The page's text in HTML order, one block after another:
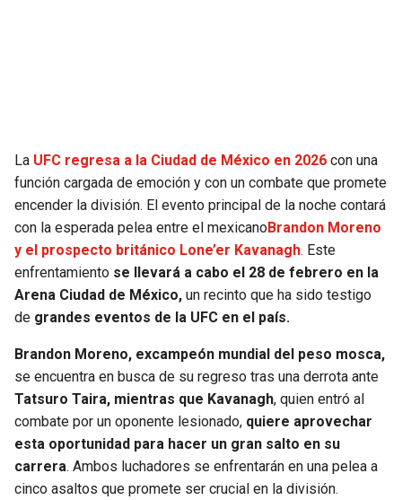
La UFC regresa a la Ciudad de México en 2026 con una
función cargada de emoción y con un combate que promete
encender la división. El evento principal de la noche contará
con la esperada pelea entre el mexicanoBrandon Moreno
y el prospecto británico Lone’er Kavanagh. Este
enfrentamiento se llevará a cabo el 28 de febrero en la
Arena Ciudad de México, un recinto que ha sido testigo
de grandes eventos de la UFC en el país.
Brandon Moreno, excampeón mundial del peso mosca,
se encuentra en busca de su regreso tras una derrota ante
Tatsuro Taira, mientras que Kavanagh, quien entró al
combate por un oponente lesionado, quiere aprovechar
esta oportunidad para hacer un gran salto en su
carrera. Ambos luchadores se enfrentarán en una pelea a
cinco asaltos que promete ser crucial en la división.